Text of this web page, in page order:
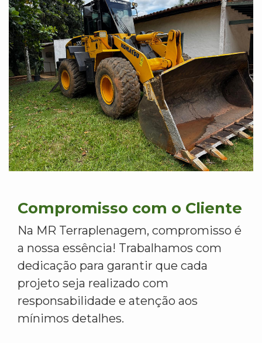
Compromisso com o Cliente
Na MR Terraplenagem, compromisso é
a nossa essência! Trabalhamos com
dedicação para garantir que cada
projeto seja realizado com
responsabilidade e atenção aos
mínimos detalhes.